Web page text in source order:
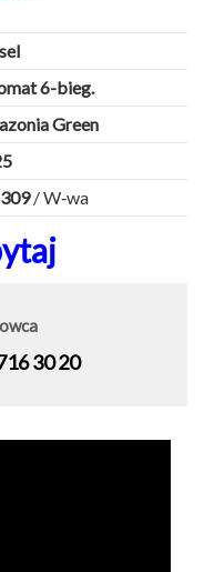
6-bieg.
Green
/ W‑wa
30 20